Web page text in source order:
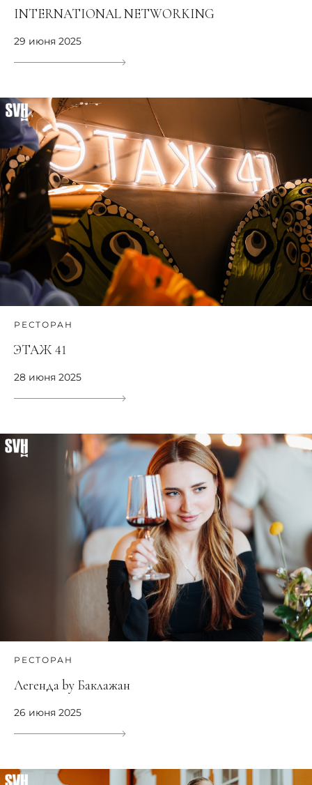
INTERNATIONAL NETWORKING
29 июня 2025
РЕСТОРАН
ЭТАЖ 41
28 июня 2025
РЕСТОРАН
Легенда by Баклажан
26 июня 2025